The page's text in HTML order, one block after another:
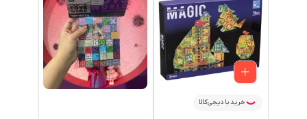
خرید با دیجی‌کالا